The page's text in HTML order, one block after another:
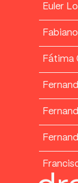
Euler
Fátima